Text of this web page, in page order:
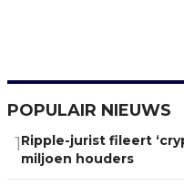
POPULAIR NIEUWS
1Ripple-jurist fileert
miljoen houders